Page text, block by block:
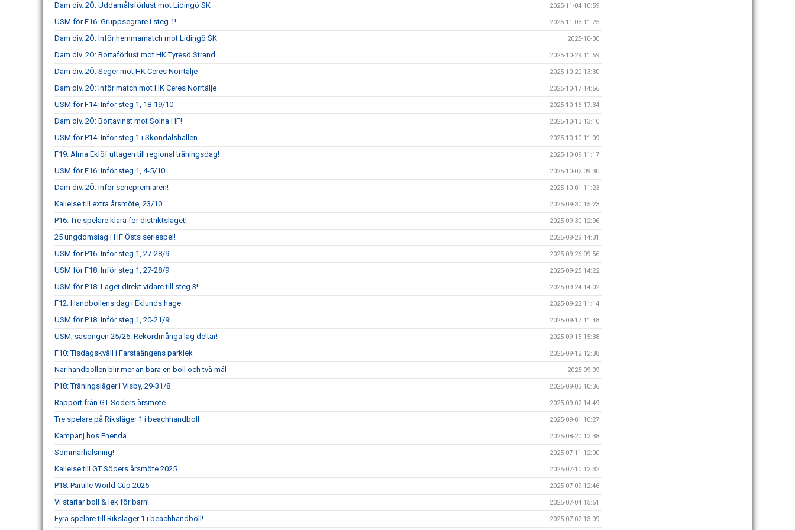
Dam div. 2Ö: Uddamålsförlust mot Lidingö SK 2025-11-04 10:59
USM för F16: Gruppsegrare i steg 1! 2025-11-03 11:25
Dam div. 2Ö: Inför hemmamatch mot Lidingö SK 2025-10-30
Dam div. 2Ö: Bortaförlust mot HK Tyresö Strand 2025-10-29 11:59
Dam div. 2Ö: Seger mot HK Ceres Norrtälje 2025-10-20 13:30
Dam div. 2Ö: Inför match mot HK Ceres Norrtälje 2025-10-17 14:56
USM för F14: Inför steg 1, 18-19/10 2025-10-16 17:34
Dam div. 2Ö: Bortavinst mot Solna HF! 2025-10-13 13:10
USM för P14: Inför steg 1 i Sköndalshallen 2025-10-10 11:09
F19: Alma Eklöf uttagen till regional träningsdag! 2025-10-09 11:17
USM för F16: Inför steg 1, 4-5/10 2025-10-02 09:30
Dam div. 2Ö: Inför seriepremiären! 2025-10-01 11:23
Kallelse till extra årsmöte, 23/10 2025-09-30 15:23
P16: Tre spelare klara för distriktslaget! 2025-09-30 12:06
25 ungdomslag i HF Östs seriespel! 2025-09-29 14:31
USM för P16: Inför steg 1, 27-28/9 2025-09-26 09:56
USM för F18: Inför steg 1, 27-28/9 2025-09-25 14:22
USM för P18: Laget direkt vidare till steg 3! 2025-09-24 14:02
F12: Handbollens dag i Eklunds hage 2025-09-22 11:14
USM för P18: Inför steg 1, 20-21/9! 2025-09-17 11:48
USM, säsongen 25/26: Rekordmånga lag deltar! 2025-09-15 15:38
F10: Tisdagskväll i Farstaängens parklek 2025-09-12 12:38
När handbollen blir mer än bara en boll och två mål 2025-09-09
P18: Träningsläger i Visby, 29-31/8 2025-09-03 10:36
Rapport från GT Söders årsmöte 2025-09-02 14:49
Tre spelare på Riksläger 1 i beachhandboll 2025-09-01 10:27
Kampanj hos Enenda 2025-08-20 12:38
Sommarhälsning! 2025-07-11 12:00
Kallelse till GT Söders årsmöte 2025 2025-07-10 12:32
P18: Partille World Cup 2025 2025-07-09 12:46
Vi startar boll & lek för barn! 2025-07-04 15:51
Fyra spelare till Riksläger 1 i beachhandboll! 2025-07-02 13:09